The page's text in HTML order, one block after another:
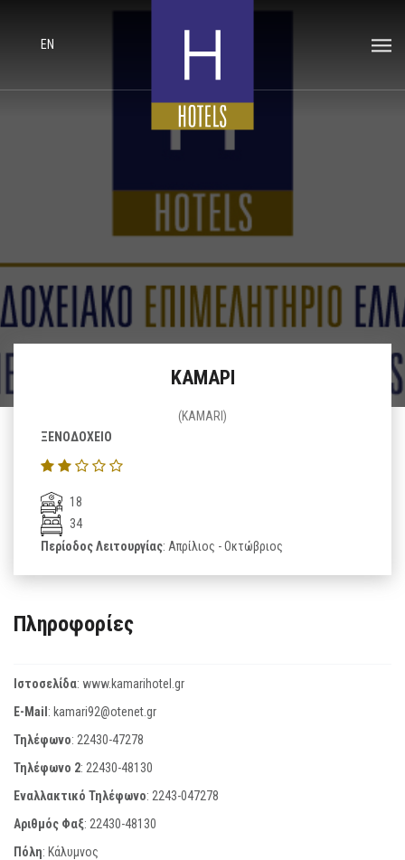
EN
ΚΑΜΑΡΙ
(KAMARI)
ΞΕΝΟΔΟΧΕΙΟ
18
34
Περίοδος Λειτουργίας: Απρίλιος - Οκτώβριος
Πληροφορίες
Ιστοσελίδα: www.kamarihotel.gr
E-Mail: kamari92@otenet.gr
Τηλέφωνο: 22430-47278
Τηλέφωνο 2: 22430-48130
Εναλλακτικό Τηλέφωνο: 2243-047278
Αριθμός Φαξ: 22430-48130
Πόλη: Κάλυμνος